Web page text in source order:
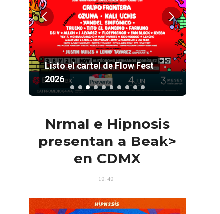
Listo el cartel de Flow Fest
2026
Nrmal e Hipnosis
presentan a Beak>
en CDMX
10:40